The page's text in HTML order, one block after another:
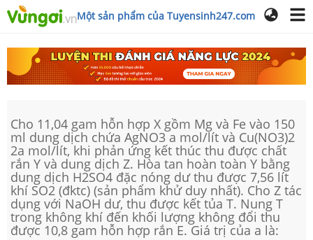
Một sản phẩm của Tuyensinh247.com
Cho 11,04 gam hỗn hợp X gồm Mg và Fe vào 150
ml dung dịch chứa AgNO3 a mol/lít và Cu(NO3)2
2a mol/lít, khi phản ứng kết thúc thu được chất
rắn Y và dung dịch Z. Hòa tan hoàn toàn Y bằng
dung dịch H2SO4 đặc nóng dư thu được 7,56 lít
khí SO2 (đktc) (sản phẩm khử duy nhất). Cho Z tác
dụng với NaOH dư, thu được kết tủa T. Nung T
trong không khí đến khối lượng không đổi thu
được 10,8 gam hỗn hợp rắn E. Giá trị của a là: